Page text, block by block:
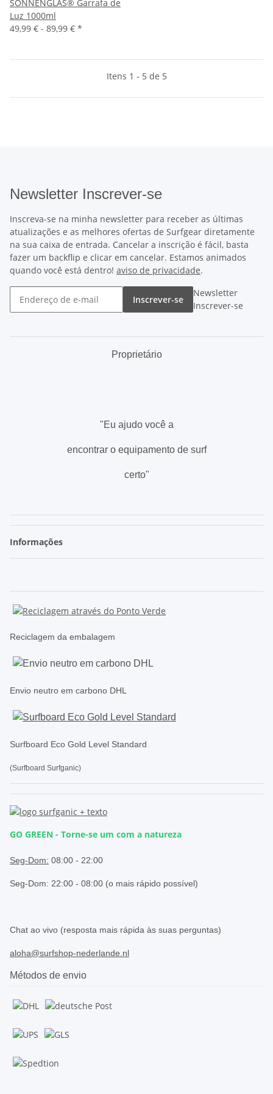
SONNENGLAS® Garrafa de
Luz 1000ml
49,99 € - 89,99 € *
Itens 1 - 5 de 5
Newsletter Inscrever-se
Inscreva-se na minha newsletter para receber as últimas
atualizações e as melhores ofertas de Surfgear diretamente
na sua caixa de entrada. Cancelar a inscrição é fácil, basta
fazer um backflip e clicar em cancelar. Estamos animados
quando você está dentro! aviso de privacidade.
Inscrever-se
Newsletter
Inscrever-se
Proprietário
"Eu ajudo você a
encontrar o equipamento de surf
certo"
Informações
Reciclagem da embalagem
Envio neutro em carbono DHL
Surfboard Eco Gold Level Standard
(Surfboard Surfganic)
GO GREEN - Torne-se um com a natureza
Seg-Dom: 08:00 - 22:00
Seg-Dom: 22:00 - 08:00 (o mais rápido possível)
Chat ao vivo (resposta mais rápida às suas perguntas)
aloha@surfshop-nederlande.nl
Métodos de envio